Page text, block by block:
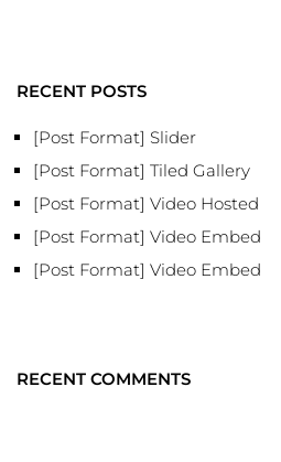
RECENT POSTS
[Post Format] Slider
[Post Format] Tiled Gallery
[Post Format] Video Hosted
[Post Format] Video Embed
[Post Format] Video Embed
RECENT COMMENTS